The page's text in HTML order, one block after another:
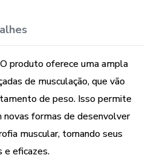
incríveis, com base nos
e práticos.
produto oferece uma ampla
de musculação, que vão
de peso. Isso permite
novas formas de desenvolver
muscular, tornando seus
e eficazes.